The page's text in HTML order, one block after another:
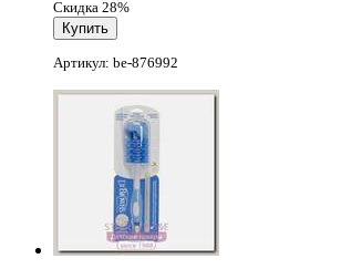
Скидка 28%
Артикул: be-876992